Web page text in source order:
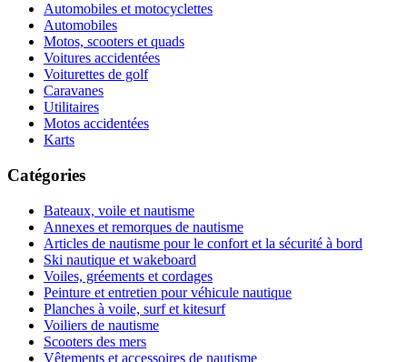
Automobiles et motocyclettes
Automobiles
Motos, scooters et quads
Voitures accidentées
Voiturettes de golf
Caravanes
Utilitaires
Motos accidentées
Karts
Catégories
Bateaux, voile et nautisme
Annexes et remorques de nautisme
Articles de nautisme pour le confort et la sécurité à bord
Ski nautique et wakeboard
Voiles, gréements et cordages
Peinture et entretien pour véhicule nautique
Planches à voile, surf et kitesurf
Voiliers de nautisme
Scooters des mers
Vêtements et accessoires de nautisme